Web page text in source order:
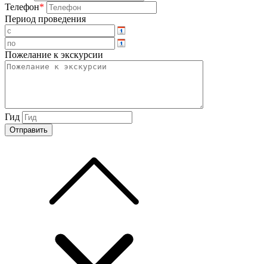
Телефон*
Период проведения
Пожелание к экскурсии
Гид